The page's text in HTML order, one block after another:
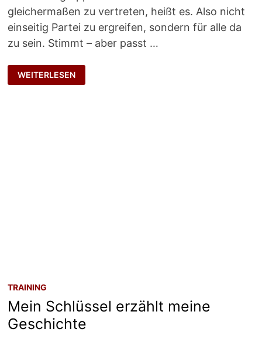
gleichermaßen zu vertreten, heißt es. Also nicht
einseitig Partei zu ergreifen, sondern für alle da
zu sein. Stimmt – aber passt …
ALLPARTEILICH
ODER
NEUTRAL?
WEITERLESEN
TRAINING
Mein Schlüssel erzählt meine
Geschichte